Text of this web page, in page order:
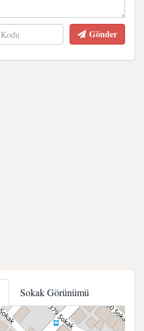
Gönder
Sokak Görünümü